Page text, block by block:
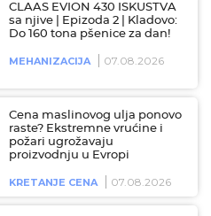
CLAAS EVION 430 ISKUSTVA
sa njive | Epizoda 2 | Kladovo:
Do 160 tona pšenice za dan!
MEHANIZACIJA 07.08.2026
Cena maslinovog ulja ponovo
raste? Ekstremne vrućine i
požari ugrožavaju
proizvodnju u Evropi
KRETANJE CENA 07.08.2026